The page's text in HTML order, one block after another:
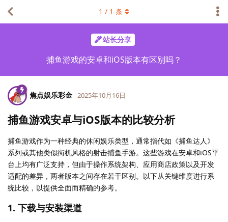
站长分享
捕鱼游戏的安卓和iOS版本有区别吗？
1 / 1 条
焦点娱乐彩金 2025年10月16日
捕鱼游戏安卓与iOS版本的比较分析
捕鱼游戏作为一种经典的休闲娱乐类型，通常指代如《捕鱼达人》
系列或其他类似街机风格的射击捕鱼手游。这些游戏在安卓和iOS平
台上均有广泛支持，但由于操作系统架构、应用商店政策以及开发
适配的差异，两者版本之间存在若干区别。以下从关键维度进行系
统比较，以提供全面而精确的参考。
1. 下载与安装渠道